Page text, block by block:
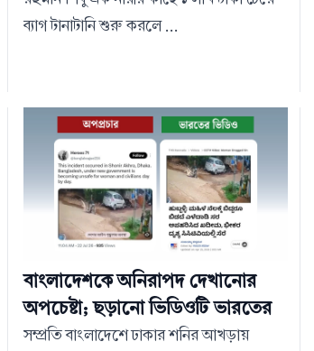
ব্যাগ টানাটানি শুরু করলে ...
বাংলাদেশকে অনিরাপদ দেখানোর
অপচেষ্টা; ছড়ানো ভিডিওটি ভারতের
সম্প্রতি বাংলাদেশে ঢাকার শনির আখড়ায়